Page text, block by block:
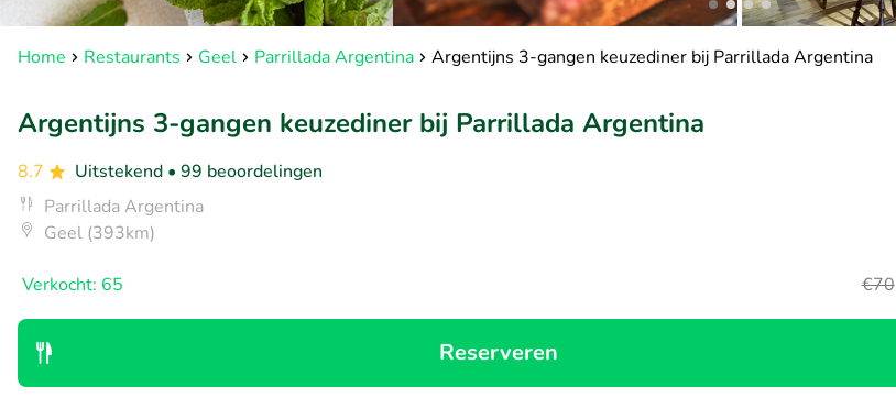
Home Restaurants Geel Parrillada Argentina Argentijns 3-gangen keuzediner bij Parrillada Argentina
Argentijns 3-gangen keuzediner bij Parrillada Argentina
8.7 Uitstekend • 99 beoordelingen
Parrillada Argentina
Geel (393km)
Verkocht: 65 €70
Reserveren